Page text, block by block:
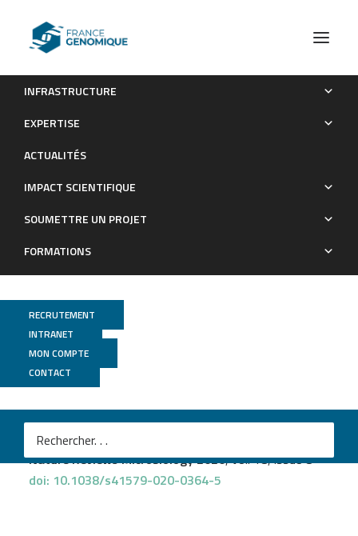
INFRASTRUCTURE
EXPERTISE
ACTUALITÉS
IMPACT SCIENTIFIQUE
SOUMETTRE UN PROJET
FORMATIONS
RECRUTEMENT
INTRANET
MON COMPTE
CONTACT
Genoscope
M
Tara Oceans: towards global ocean ecosystems
biology
Nature Reviews Microbiology 2020, vol. 18, issue 8
doi: 10.1038/s41579-020-0364-5